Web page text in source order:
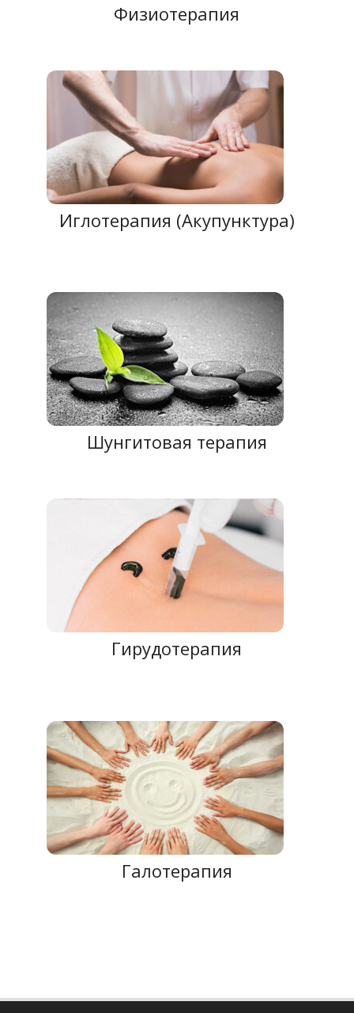
Физиотерапия
Иглотерапия (Акупунктура)
Шунгитовая терапия
Гирудотерапия
Галотерапия